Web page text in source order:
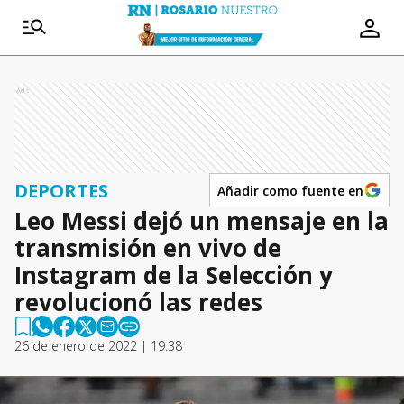
Ads
DEPORTES Añadir como fuente en
Leo Messi dejó un mensaje en la
transmisión en vivo de
Instagram de la Selección y
revolucionó las redes
26 de enero de 2022 | 19:38